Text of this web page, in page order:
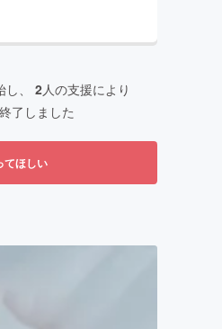
、 2人の支援により
了しました
てほしい